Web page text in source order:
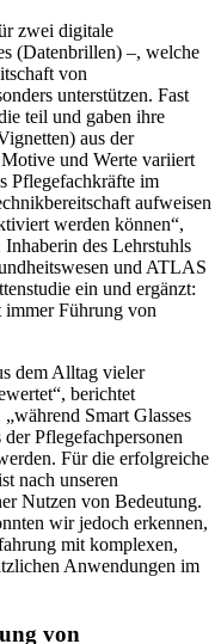
zwei digitale
(Datenbrillen) –, welche
von
unterstützen. Fast
teil und gaben ihre
aus der
und Werte variiert
Pflegefachkräfte im
aufweisen
werden können“,
des Lehrstuhls
und ATLAS
ein und ergänzt:
immer Führung von
dem Alltag vieler
berichtet
Smart Glasses
Pflegefachpersonen
Für die erfolgreiche
nach unseren
Nutzen von Bedeutung.
wir jedoch erkennen,
mit komplexen,
Anwendungen im
von